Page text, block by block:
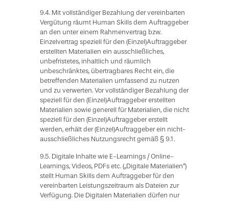
9.4. Mit vollständiger Bezahlung der vereinbarten
Vergütung räumt Human Skills dem Auftraggeber
an den unter einem Rahmenvertrag bzw.
Einzelvertrag speziell für den (Einzel)Auftraggeber
erstellten Materialien ein ausschließliches,
unbefristetes, inhaltlich und räumlich
unbeschränktes, übertragbares Recht ein, die
betreffenden Materialien umfassend zu nutzen
und zu verwerten. Vor vollständiger Bezahlung der
speziell für den (Einzel)Auftraggeber erstellten
Materialien sowie generell für Materialien, die nicht
speziell für den (Einzel)Auftraggeber erstellt
werden, erhält der (Einzel)Auftraggeber ein nicht-
ausschließliches Nutzungsrecht gemäß § 9.1.
9.5. Digitale Inhalte wie E-Learnings / Online-
Learnings, Videos, PDFs etc. („Digitale Materialien“)
stellt Human Skills dem Auftraggeber für den
vereinbarten Leistungszeitraum als Dateien zur
Verfügung. Die Digitalen Materialien dürfen nur